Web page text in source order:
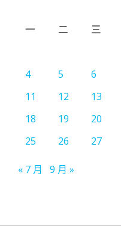
一
二 三
4
5 6
11
12 13
18
19 20
25
26 27
« 7 月 9 月 »